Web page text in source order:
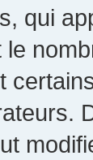
qui
le